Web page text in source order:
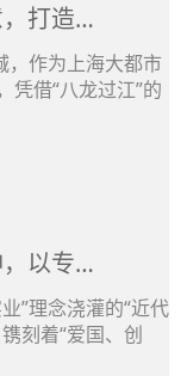
，打造…
，作为上海大都市
凭借“八龙过江”的
，以专…
”理念浇灌的“近代
刻着“爱国、创